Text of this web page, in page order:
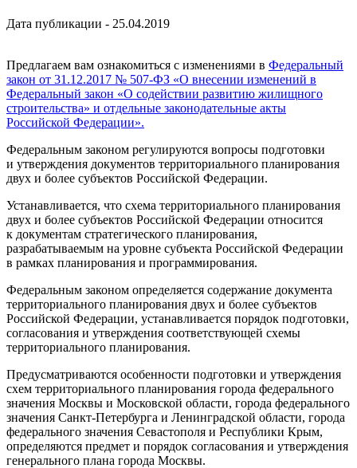
Дата публикации - 25.04.2019
Предлагаем вам ознакомиться с изменениями в Федеральный
закон от 31.12.2017 № 507-ФЗ «О внесении изменений в
Федеральный закон «О содействии развитию жилищного
строительства» и отдельные законодательные акты
Российской Федерации».
Федеральным законом регулируются вопросы подготовки
и утверждения документов территориального планирования
двух и более субъектов Российской Федерации.
Устанавливается, что схема территориального планирования
двух и более субъектов Российской Федерации относится
к документам стратегического планирования,
разрабатываемым на уровне субъекта Российской Федерации
в рамках планирования и программирования.
Федеральным законом определяется содержание документа
территориального планирования двух и более субъектов
Российской Федерации, устанавливается порядок подготовки,
согласования и утверждения соответствующей схемы
территориального планирования.
Предусматриваются особенности подготовки и утверждения
схем территориального планирования города федерального
значения Москвы и Московской области, города федерального
значения Санкт-Петербурга и Ленинградской области, города
федерального значения Севастополя и Республики Крым,
определяются предмет и порядок согласования и утверждения
генерального плана города Москвы.